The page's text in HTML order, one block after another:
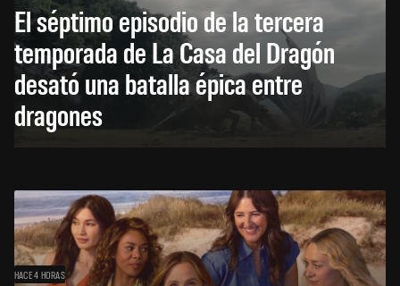
El séptimo episodio de la tercera
temporada de La Casa del Dragón
desató una batalla épica entre
dragones
HACE 4 HORAS